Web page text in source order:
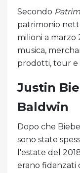
Secondo
patrimonio
milioni a marzo
musica,
prodotti, tour e
Justin
Baldwin
Dopo che
sono state
l'estate del
erano fidanzati